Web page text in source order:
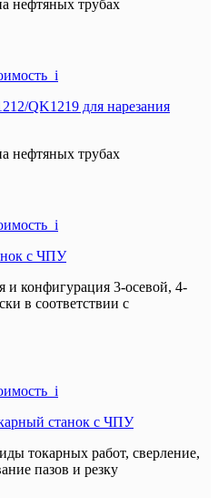
нефтяных трубах
i
QK1219 для нарезания
нефтяных трубах
i
с ЧПУ
и конфигурация 3-осевой, 4-
в соответствии с
i
станок с ЧПУ
токарных работ, сверление,
пазов и резку